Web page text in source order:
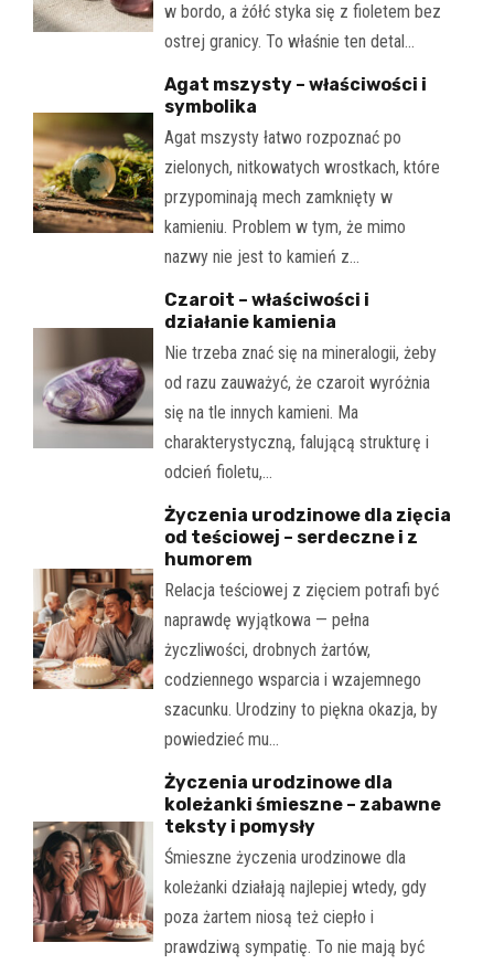
w bordo, a żółć styka się z fioletem bez
ostrej granicy. To właśnie ten detal…
Agat mszysty – właściwości i
symbolika
Agat mszysty łatwo rozpoznać po
zielonych, nitkowatych wrostkach, które
przypominają mech zamknięty w
kamieniu. Problem w tym, że mimo
nazwy nie jest to kamień z…
Czaroit – właściwości i
działanie kamienia
Nie trzeba znać się na mineralogii, żeby
od razu zauważyć, że czaroit wyróżnia
się na tle innych kamieni. Ma
charakterystyczną, falującą strukturę i
odcień fioletu,…
Życzenia urodzinowe dla zięcia
od teściowej – serdeczne i z
humorem
Relacja teściowej z zięciem potrafi być
naprawdę wyjątkowa — pełna
życzliwości, drobnych żartów,
codziennego wsparcia i wzajemnego
szacunku. Urodziny to piękna okazja, by
powiedzieć mu…
Życzenia urodzinowe dla
koleżanki śmieszne – zabawne
teksty i pomysły
Śmieszne życzenia urodzinowe dla
koleżanki działają najlepiej wtedy, gdy
poza żartem niosą też ciepło i
prawdziwą sympatię. To nie mają być